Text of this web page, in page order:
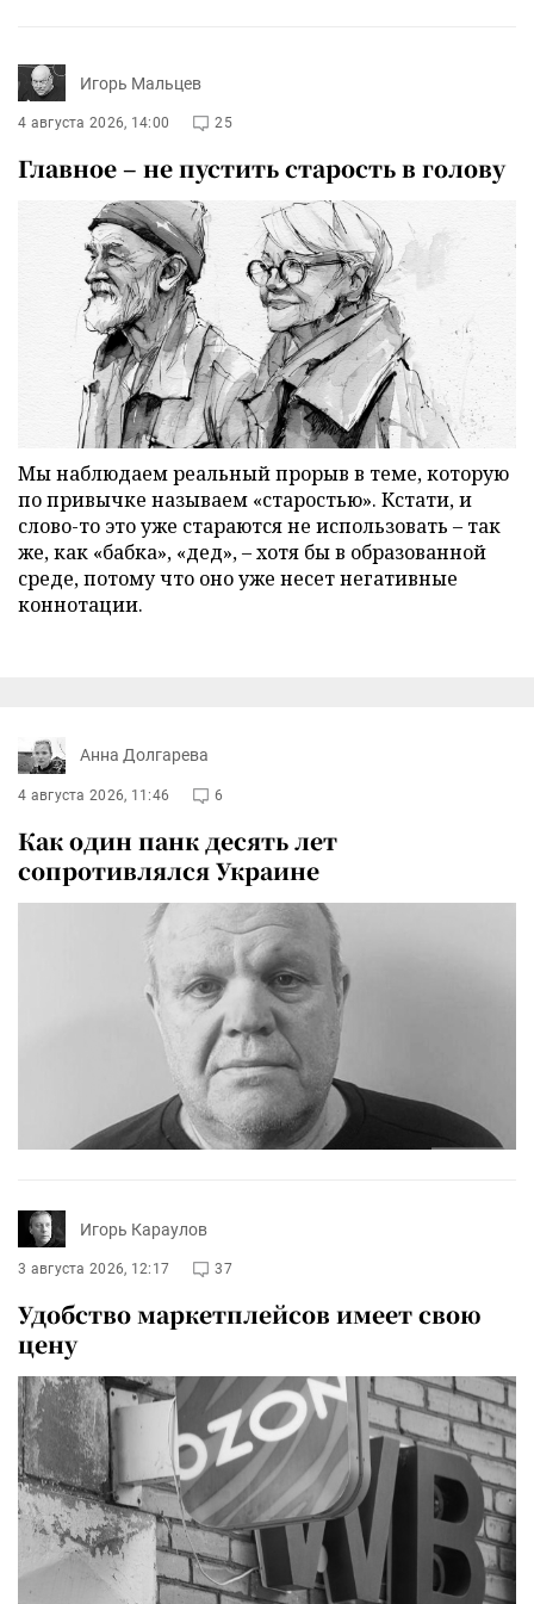
Игорь Мальцев
4 августа 2026, 14:00 25
Главное – не пустить старость в голову
Мы наблюдаем реальный прорыв в теме, которую
по привычке называем «старостью». Кстати, и
слово-то это уже стараются не использовать – так
же, как «бабка», «дед», – хотя бы в образованной
среде, потому что оно уже несет негативные
коннотации.
Анна Долгарева
4 августа 2026, 11:46 6
Как один панк десять лет
сопротивлялся Украине
Игорь Караулов
3 августа 2026, 12:17 37
Удобство маркетплейсов имеет свою
цену